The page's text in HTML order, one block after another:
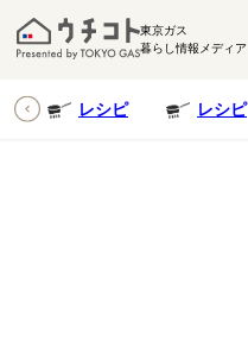
東京ガス
暮らし情報メディア
レシピ レシピ